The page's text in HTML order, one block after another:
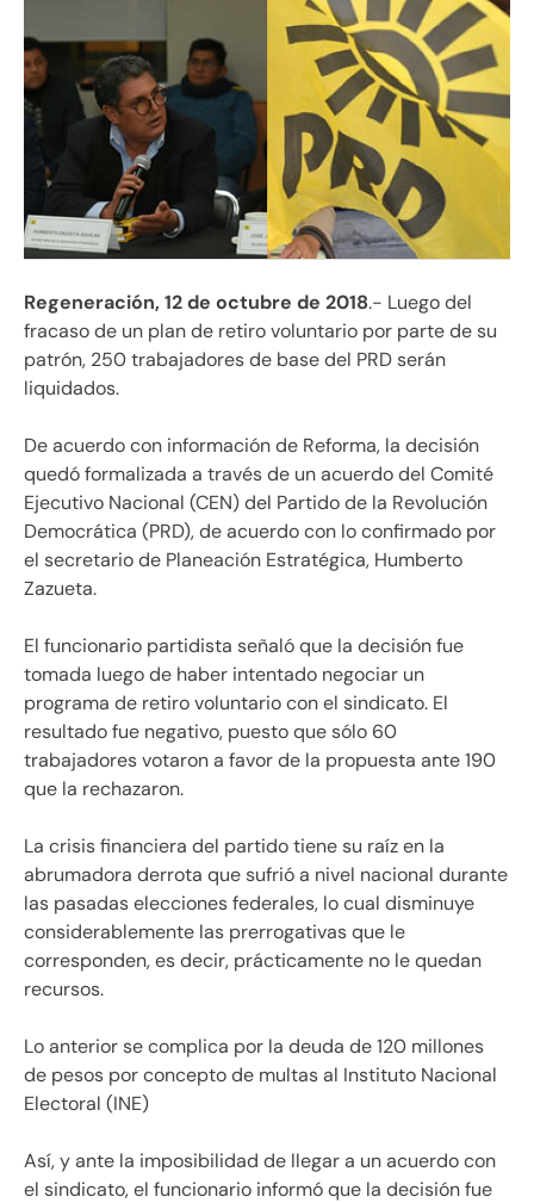
Regeneración, 12 de octubre de 2018.- Luego del
fracaso de un plan de retiro voluntario por parte de su
patrón, 250 trabajadores de base del PRD serán
liquidados.
De acuerdo con información de Reforma, la decisión
quedó formalizada a través de un acuerdo del Comité
Ejecutivo Nacional (CEN) del Partido de la Revolución
Democrática (PRD), de acuerdo con lo confirmado por
el secretario de Planeación Estratégica, Humberto
Zazueta.
El funcionario partidista señaló que la decisión fue
tomada luego de haber intentado negociar un
programa de retiro voluntario con el sindicato. El
resultado fue negativo, puesto que sólo 60
trabajadores votaron a favor de la propuesta ante 190
que la rechazaron.
La crisis financiera del partido tiene su raíz en la
abrumadora derrota que sufrió a nivel nacional durante
las pasadas elecciones federales, lo cual disminuye
considerablemente las prerrogativas que le
corresponden, es decir, prácticamente no le quedan
recursos.
Lo anterior se complica por la deuda de 120 millones
de pesos por concepto de multas al Instituto Nacional
Electoral (INE)
Así, y ante la imposibilidad de llegar a un acuerdo con
el sindicato, el funcionario informó que la decisión fue